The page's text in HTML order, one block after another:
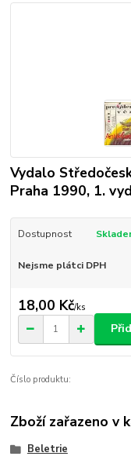
Vydalo
Praha 1990, 1.
Dostupnost
Nejsme plátci DPH
18,00 Kč/ks
Číslo produktu:
Zboží zařazeno v
Beletrie